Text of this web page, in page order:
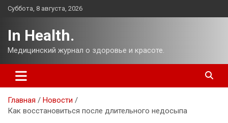
Перейти
Суббота, 8 августа, 2026
In Health.
Медицинский журнал о здоровье и красоте.
Главная
Новости
Как восстановиться после длительного недосыпа